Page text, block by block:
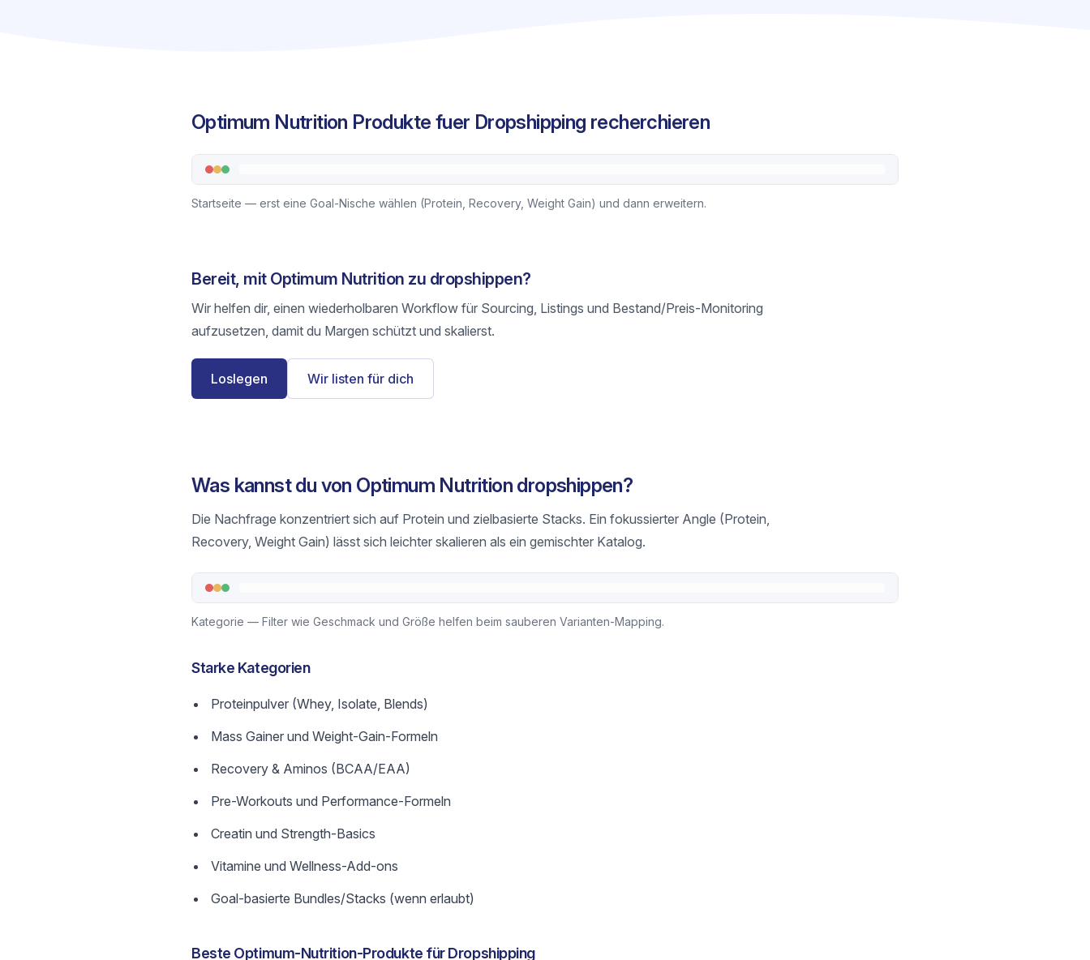
Optimum Nutrition Produkte fuer Dropshipping recherchieren
Startseite — erst eine Goal-Nische wählen (Protein, Recovery, Weight Gain) und dann erweitern.
Bereit, mit Optimum Nutrition zu dropshippen?
Wir helfen dir, einen wiederholbaren Workflow für Sourcing, Listings und Bestand/Preis-Monitoring
aufzusetzen, damit du Margen schützt und skalierst.
Loslegen Wir listen für dich
Was kannst du von Optimum Nutrition dropshippen?
Die Nachfrage konzentriert sich auf Protein und zielbasierte Stacks. Ein fokussierter Angle (Protein,
Recovery, Weight Gain) lässt sich leichter skalieren als ein gemischter Katalog.
Kategorie — Filter wie Geschmack und Größe helfen beim sauberen Varianten-Mapping.
Starke Kategorien
Proteinpulver (Whey, Isolate, Blends)
Mass Gainer und Weight-Gain-Formeln
Recovery & Aminos (BCAA/EAA)
Pre-Workouts und Performance-Formeln
Creatin und Strength-Basics
Vitamine und Wellness-Add-ons
Goal-basierte Bundles/Stacks (wenn erlaubt)
Beste Optimum-Nutrition-Produkte für Dropshipping